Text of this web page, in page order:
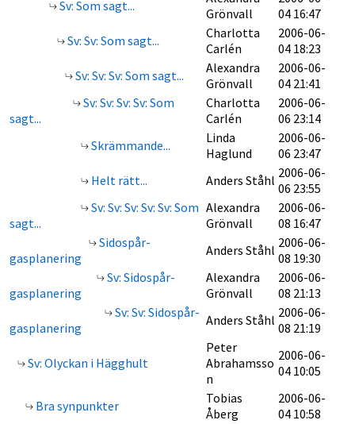
Sv: Som sagt...
Grönvall
04 16:47
Sv: Sv: Som sagt...
Charlotta
Carlén
2006-06-
04 18:23
Sv: Sv: Sv: Som sagt...
Alexandra
Grönvall
2006-06-
04 21:41
Sv: Sv: Sv: Sv: Som
sagt...
Charlotta
Carlén
2006-06-
06 23:14
Skrämmande...
Linda
Haglund
2006-06-
06 23:47
Helt rätt...
Anders Ståhl 2006-06-
06 23:55
Sv: Sv: Sv: Sv: Sv: Som
sagt...
Alexandra
Grönvall
2006-06-
08 16:47
Sidospår-
gasplanering
Anders Ståhl 2006-06-
08 19:30
Sv: Sidospår-
gasplanering
Alexandra
Grönvall
2006-06-
08 21:13
Sv: Sv: Sidospår-
gasplanering
Anders Ståhl 2006-06-
08 21:19
Sv: Olyckan i Hägghult
Peter
Abrahamsso
n
2006-06-
04 10:05
Bra synpunkter
Tobias
Åberg
2006-06-
04 10:58